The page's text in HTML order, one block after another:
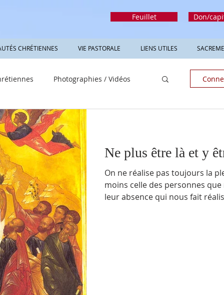
Feuillet Don/
CHRÉTIENNES VIE PASTORALE LIENS UTILES
Photographies / Vidéos
Ne plus être là et y
On ne réalise pas toujours la pleine
moins celle des personnes que nous
leur absence qui nous fait